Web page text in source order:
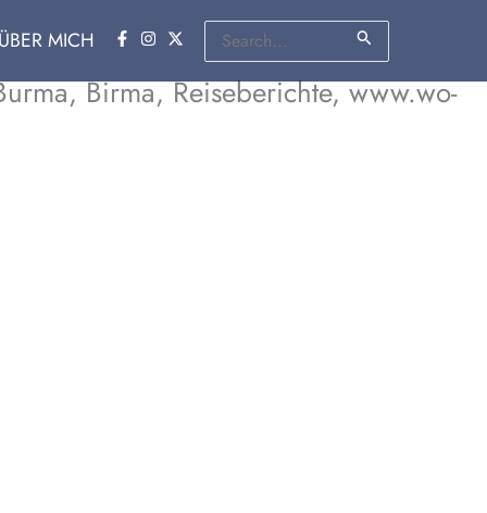
ÜBER MICH
Suchen
nach:
Birma, Reiseberichte, www.wo-